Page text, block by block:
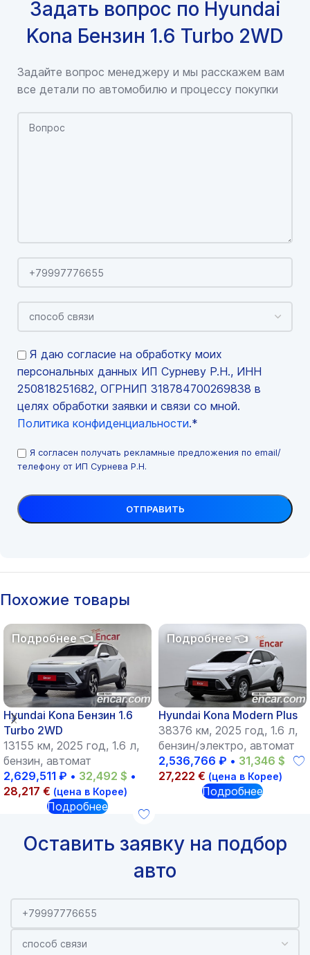
Задать вопрос по Hyundai
Kona Бензин 1.6 Turbo 2WD
Задайте вопрос менеджеру и мы расскажем вам
все детали по автомобилю и процессу покупки
Я даю согласие на обработку моих
персональных данных ИП Сурневу Р.Н., ИНН
250818251682, ОГРНИП 318784700269838 в
целях обработки заявки и связи со мной.
Политика конфиденциальности.*
Я согласен получать рекламные предложения по email/
телефону от ИП Сурнева Р.Н.
Похожие товары
Hyundai Kona Бензин 1.6
Turbo 2WD
13155 км, 2025 год, 1.6 л,
бензин, автомат
2,629,511 ₽ • 32,492 $ •
28,217 € (цена в Корее)
Подробнее
Hyundai Kona Modern Plus
38376 км, 2025 год, 1.6 л,
бензин/электро, автомат
2,536,766 ₽ • 31,346 $ •
27,222 € (цена в Корее)
Подробнее
Оставить заявку на подбор
авто